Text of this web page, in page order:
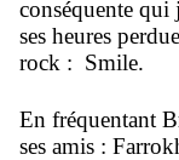
conséquente qui
ses heures
rock : Smile.
En fréquentant
ses amis :